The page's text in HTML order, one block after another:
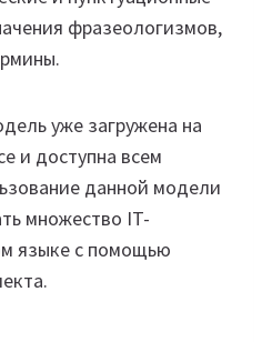
фразеологизмов,
уже загружена на
и доступна всем
данной модели
множество IT-
языке с помощью